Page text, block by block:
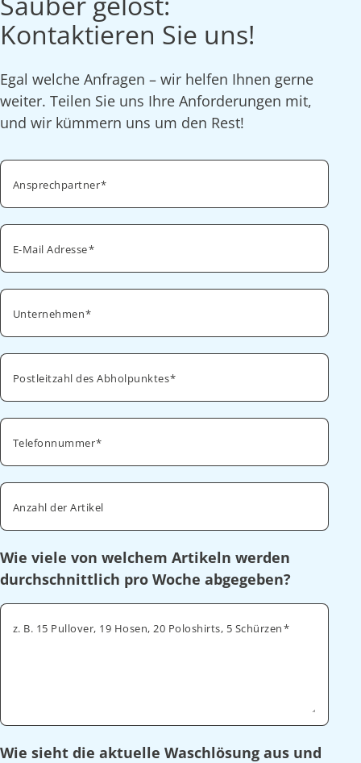
Kontaktieren Sie uns!
Egal welche Anfragen – wir helfen Ihnen gerne
weiter. Teilen Sie uns Ihre Anforderungen mit,
und wir kümmern uns um den Rest!
Ansprechpartner
E-Mail Adresse
Unternehmen
Postleitzahl des Abholpunktes
Telefonnummer
Anzahl der Artikel
Wie viele von welchem Artikeln werden
durchschnittlich pro Woche abgegeben?
z. B. 15 Pullover, 19 Hosen, 20 Poloshirts, 5 Schürzen
Wie sieht die aktuelle Waschlösung aus und